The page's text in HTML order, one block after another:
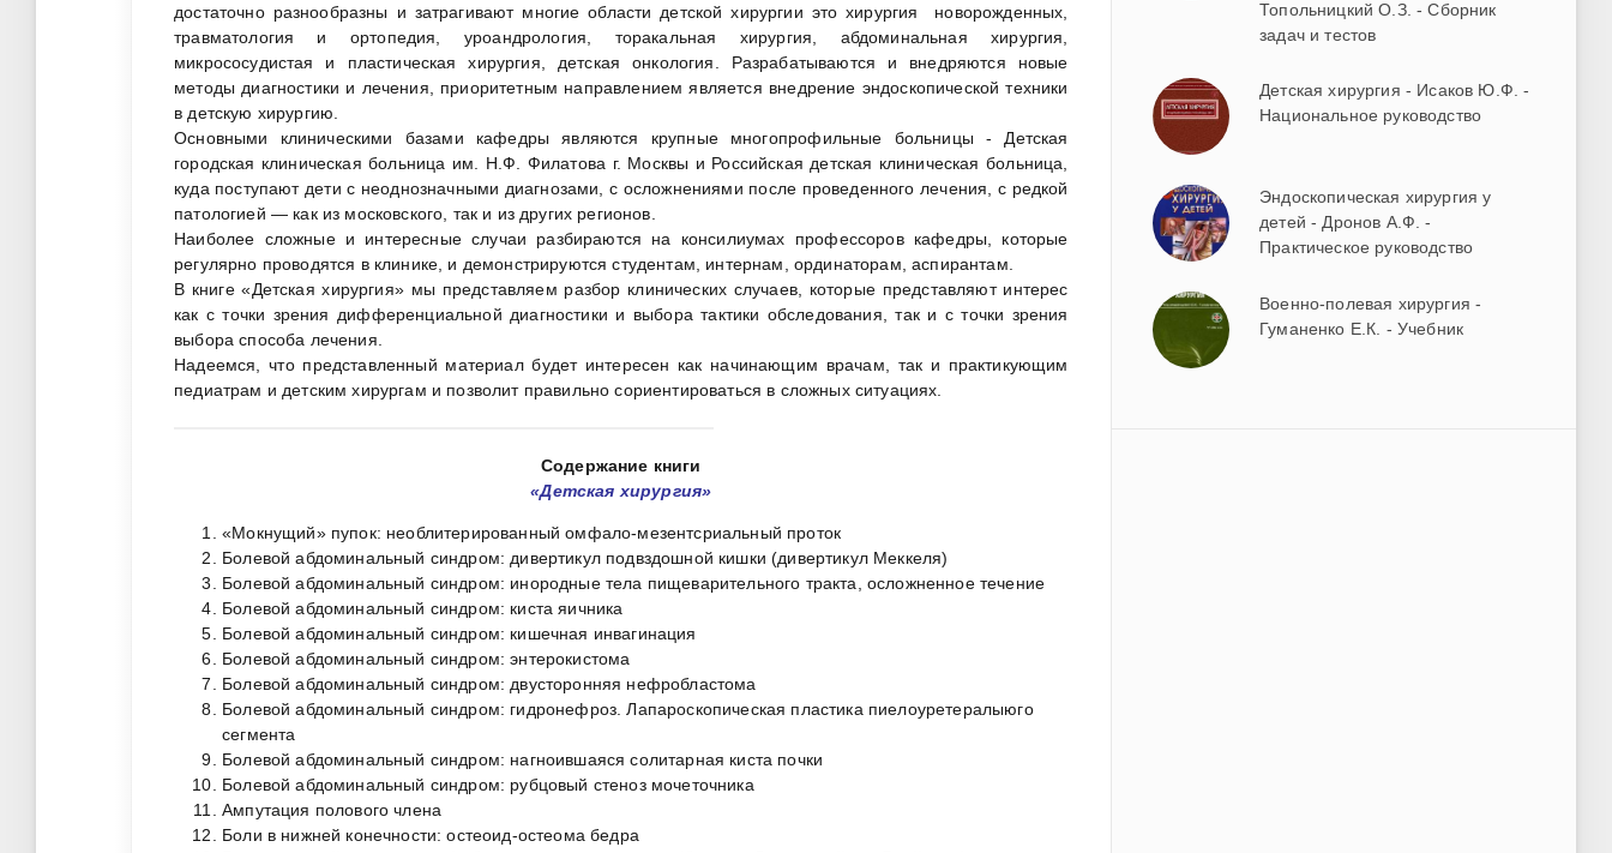
достаточно разнообразны и затрагивают многие области детской хирургии это хирургия новорожденных,
травматология и ортопедия, уроандрология, торакальная хирургия, абдоминальная хирургия,
микрососудистая и пластическая хирургия, детская онкология. Разрабатываются и внедряются новые
методы диагностики и лечения, приоритетным направлением является внедрение эндоскопической техники
в детскую хирургию.
Основными клиническими базами кафедры являются крупные многопрофильные больницы - Детская
городская клиническая больница им. Н.Ф. Филатова г. Москвы и Российская детская клиническая больница,
куда поступают дети с неоднозначными диагнозами, с осложнениями после проведенного лечения, с редкой
патологией — как из московского, так и из других регионов.
Наиболее сложные и интересные случаи разбираются на консилиумах профессоров кафедры, которые
регулярно проводятся в клинике, и демонстрируются студентам, интернам, ординаторам, аспирантам.
В книге «Детская хирургия» мы представляем разбор клинических случаев, которые представляют интерес
как с точки зрения дифференциальной диагностики и выбора тактики обследования, так и с точки зрения
выбора способа лечения.
Надеемся, что представленный материал будет интересен как начинающим врачам, так и практикующим
педиатрам и детским хирургам и позволит правильно сориентироваться в сложных ситуациях.
Содержание книги
«Детская хирургия»
«Мокнущий» пупок: необлитерированный омфало-мезентсриальный проток
Болевой абдоминальный синдром: дивертикул подвздошной кишки (дивертикул Меккеля)
Болевой абдоминальный синдром: инородные тела пищеварительного тракта, осложненное течение
Болевой абдоминальный синдром: киста яичника
Болевой абдоминальный синдром: кишечная инвагинация
Болевой абдоминальный синдром: энтерокистома
Болевой абдоминальный синдром: двусторонняя нефробластома
Болевой абдоминальный синдром: гидронефроз. Лапароскопическая пластика пиелоуретералыюго
сегмента
Болевой абдоминальный синдром: нагноившаяся солитарная киста почки
Болевой абдоминальный синдром: рубцовый стеноз мочеточника
Ампутация полового члена
Боли в нижней конечности: остеоид-остеома бедра
Топольницкий О.З. - Сборник
задач и тестов
Детская хирургия - Исаков Ю.Ф. -
Национальное руководство
Эндоскопическая хирургия у
детей - Дронов А.Ф. -
Практическое руководство
Военно-полевая хирургия -
Гуманенко Е.К. - Учебник